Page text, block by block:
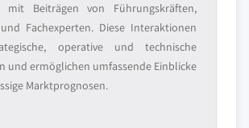
mit Beiträgen von Führungskräften,
Fachexperten. Diese Interaktionen
operative und technische
und ermöglichen umfassende Einblicke
Marktprognosen.